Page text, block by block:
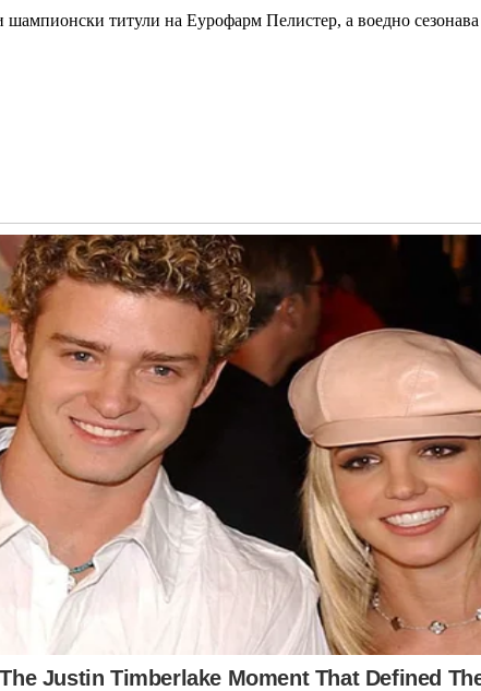
шампионски титули на Еурофарм Пелистер, а воедно